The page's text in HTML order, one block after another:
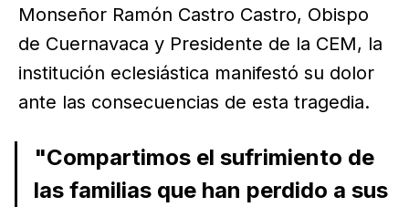
Monseñor Ramón Castro Castro, Obispo
de Cuernavaca y Presidente de la CEM, la
institución eclesiástica manifestó su dolor
ante las consecuencias de esta tragedia.
"Compartimos el sufrimiento de
las familias que han perdido a sus